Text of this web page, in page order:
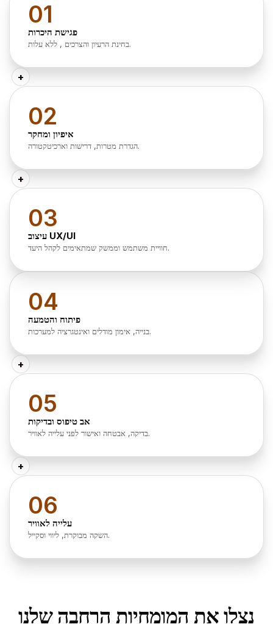
01
פגישת היכרות
בחינת הרעיון והצרכים , ללא עלות.
+
02
איפיון ומחקר
הגדרת מטרות, דרישות וארכיטקטורה.
+
03
עיצוב UX/UI
חוויית משתמש וממשק שמתאימים לקהל היעד.
04
פיתוח והטמעה
בנייה, אימון מודלים ואינטגרציה למערכות.
+
05
אב טיפוס ובדיקות
בדיקה, אבטחה ואישור לפני עלייה לאוויר.
+
06
עלייה לאוויר
השקה מבוקרת, ליווי וסקייל.
נצלו את המומחיות הרחבה שלנו